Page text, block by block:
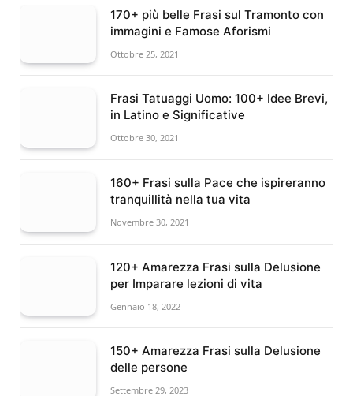
170+ più belle Frasi sul Tramonto con
immagini e Famose Aforismi
Ottobre 25, 2021
Frasi Tatuaggi Uomo: 100+ Idee Brevi,
in Latino e Significative
Ottobre 30, 2021
160+ Frasi sulla Pace che ispireranno
tranquillità nella tua vita
Novembre 30, 2021
120+ Amarezza Frasi sulla Delusione
per Imparare lezioni di vita
Gennaio 18, 2022
150+ Amarezza Frasi sulla Delusione
delle persone
Settembre 29, 2023